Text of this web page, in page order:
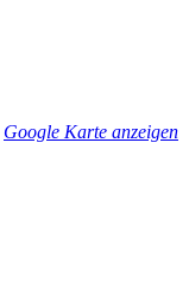
Google Karte anzeigen